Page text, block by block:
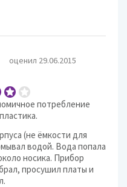
оценил 29.06.2015
потребление
(не ёмкости для
водой. Вода попала
носика. Прибор
просушил платы и